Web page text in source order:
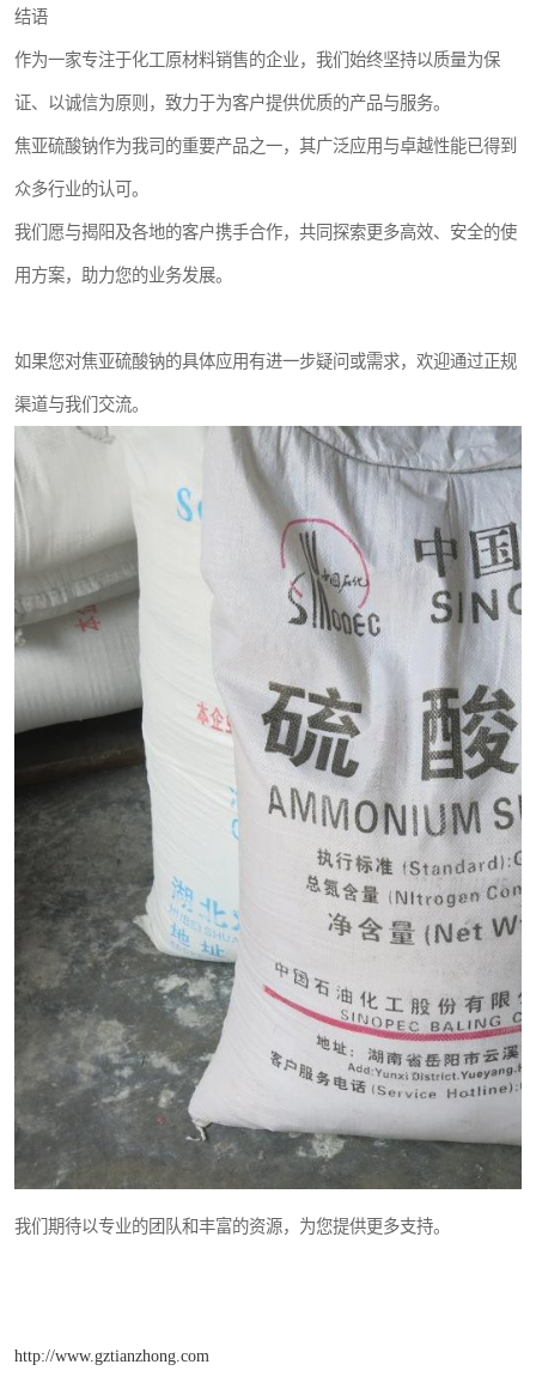
结语
作为一家专注于化工原材料销售的企业，我们始终坚持以质量为保
证、以诚信为原则，致力于为客户提供优质的产品与服务。
焦亚硫酸钠作为我司的重要产品之一，其广泛应用与卓越性能已得到
众多行业的认可。
我们愿与揭阳及各地的客户携手合作，共同探索更多高效、安全的使
用方案，助力您的业务发展。
如果您对焦亚硫酸钠的具体应用有进一步疑问或需求，欢迎通过正规
渠道与我们交流。
我们期待以专业的团队和丰富的资源，为您提供更多支持。
http://www.gztianzhong.com